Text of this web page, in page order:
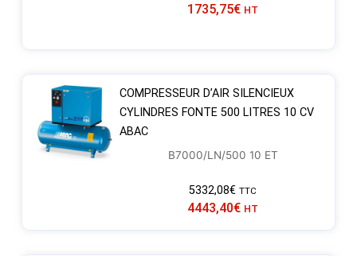
1735,75€ HT
COMPRESSEUR D’AIR SILENCIEUX
CYLINDRES FONTE 500 LITRES 10 CV
ABAC
B7000/LN/500 10 ET
5332,08€ TTC
4443,40€ HT